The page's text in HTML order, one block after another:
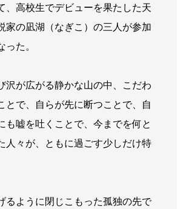
、高校生でデビューを果たした天
家の凪湖（なぎこ）の三人が参加
た。
沢が広がる静かな山の中、こだわ
とで、自らが先に断つことで、自
も嘘を吐くことで、今までを何と
人々が、ともに過ごす少しだけ特
るように閉じこもった孤独の先で